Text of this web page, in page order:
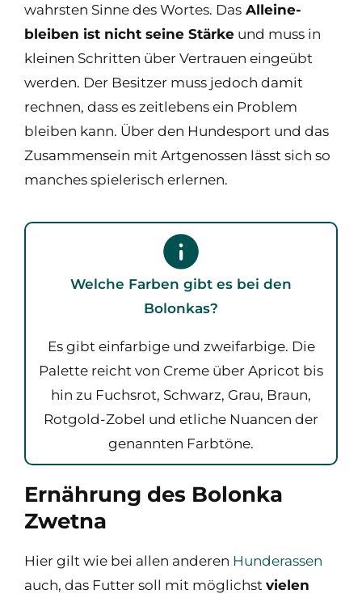
wahrsten Sinne des Wortes. Das Alleine-
bleiben ist nicht seine Stärke und muss in
kleinen Schritten über Vertrauen eingeübt
werden. Der Besitzer muss jedoch damit
rechnen, dass es zeitlebens ein Problem
bleiben kann. Über den Hundesport und das
Zusammensein mit Artgenossen lässt sich so
manches spielerisch erlernen.
Welche Farben gibt es bei den
Bolonkas?
Es gibt einfarbige und zweifarbige. Die
Palette reicht von Creme über Apricot bis
hin zu Fuchsrot, Schwarz, Grau, Braun,
Rotgold-Zobel und etliche Nuancen der
genannten Farbtöne.
Ernährung des Bolonka
Zwetna
Hier gilt wie bei allen anderen Hunderassen
auch, das Futter soll mit möglichst vielen